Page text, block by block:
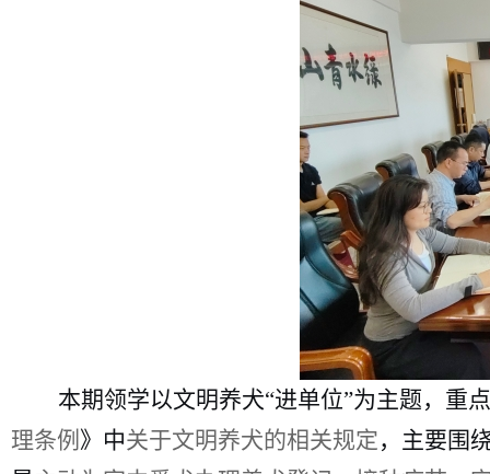
本期领学以文明养犬“进单位”为主题， 重点
理条例 》 中关于文明养犬的相关规定， 主要围